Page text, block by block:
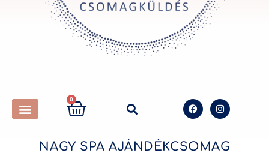
0
NAGY SPA AJÁNDÉKCSOMAG